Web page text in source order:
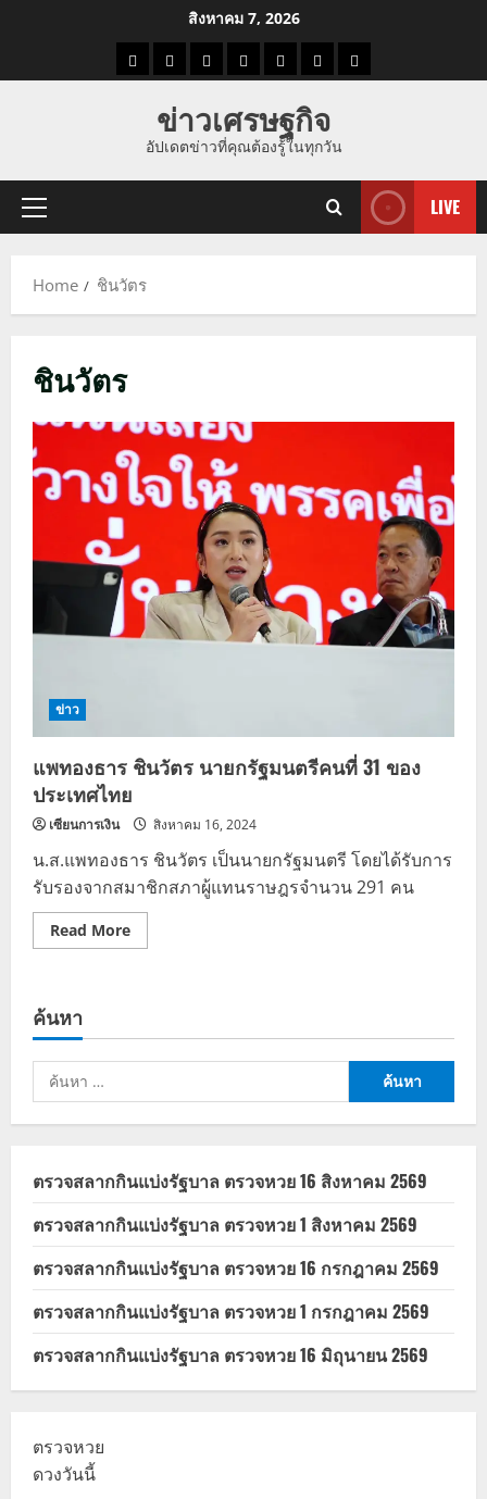
สิงหาคม 7, 2026
ราคาแนว
ราคา
ทอง
ข่าว
นี้
ข่าว
ดูด
ที่
ผู้ชาย
ข่าวเศรษฐกิจ
อัปเดตข่าวที่คุณต้องรู้ในทุกวัน
Primary
LIVE
Home ชินวัตร
ชินวัตร
ข่าว
แพทองธาร ชินวัตร นายกรัฐมนตรีคนที่ 31 ของ
ประเทศไทย
เซียนการเงิน สิงหาคม 16, 2024
น.ส.แพทองธาร ชินวัตร เป็นนายกรัฐมนตรี โดยได้รับการ
รับรองจากสมาชิกสภาผู้แทนราษฎรจำนวน 291 คน
Read MoreRead
more
วัตร
รัฐมนตรี
ที่
ของ
ค้นหา
ค้นหา
สำหรับ:
ตรวจสลากกินแบ่งรัฐบาล ตรวจหวย 16 สิงหาคม 2569
ตรวจสลากกินแบ่งรัฐบาล ตรวจหวย 1 สิงหาคม 2569
ตรวจสลากกินแบ่งรัฐบาล ตรวจหวย 16 กรกฎาคม 2569
ตรวจสลากกินแบ่งรัฐบาล ตรวจหวย 1 กรกฎาคม 2569
ตรวจสลากกินแบ่งรัฐบาล ตรวจหวย 16 มิถุนายน 2569
ตรวจหวย
ดวงวันนี้